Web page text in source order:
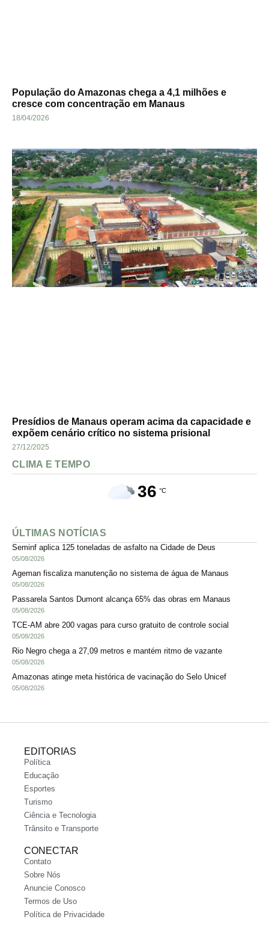
População do Amazonas chega a 4,1 milhões e
cresce com concentração em Manaus
18/04/2026
Presídios de Manaus operam acima da capacidade e
expõem cenário crítico no sistema prisional
27/12/2025
CLIMA E TEMPO
36 °C
ÚLTIMAS NOTÍCIAS
Seminf aplica 125 toneladas de asfalto na Cidade de Deus
05/08/2026
Ageman fiscaliza manutenção no sistema de água de Manaus
05/08/2026
Passarela Santos Dumont alcança 65% das obras em Manaus
05/08/2026
TCE-AM abre 200 vagas para curso gratuito de controle social
05/08/2026
Rio Negro chega a 27,09 metros e mantém ritmo de vazante
05/08/2026
Amazonas atinge meta histórica de vacinação do Selo Unicef
05/08/2026
EDITORIAS
Política
Educação
Esportes
Turismo
Ciência e Tecnologia
Trânsito e Transporte
CONECTAR
Contato
Sobre Nós
Anuncie Conosco
Termos de Uso
Política de Privacidade